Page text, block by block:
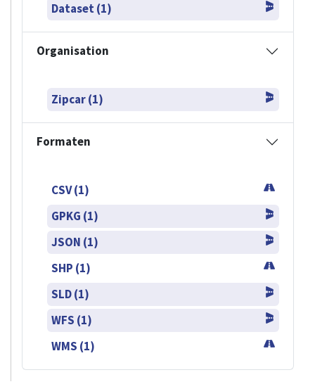
Dataset (1)
Organisation
Zipcar (1)
Formaten
CSV (1)
GPKG (1)
JSON (1)
SHP (1)
SLD (1)
WFS (1)
WMS (1)